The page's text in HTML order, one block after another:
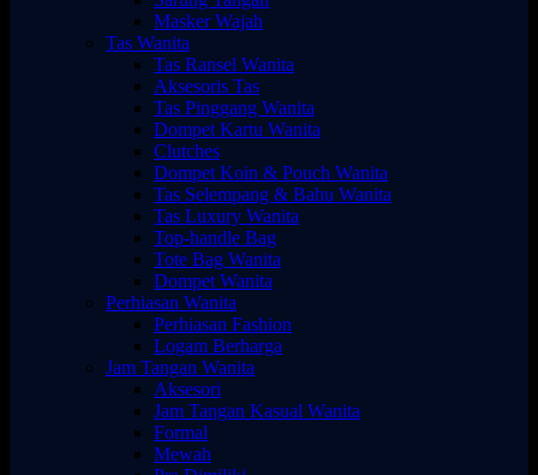
Masker Wajah
Tas Wanita
Tas Ransel Wanita
Aksesoris Tas
Tas Pinggang Wanita
Dompet Kartu Wanita
Clutches
Dompet Koin & Pouch Wanita
Tas Selempang & Bahu Wanita
Tas Luxury Wanita
Top-handle Bag
Tote Bag Wanita
Dompet Wanita
Perhiasan Wanita
Perhiasan Fashion
Logam Berharga
Jam Tangan Wanita
Aksesori
Jam Tangan Kasual Wanita
Formal
Mewah